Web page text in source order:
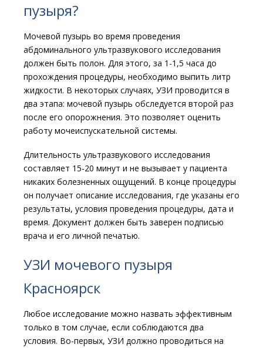
пузыря?
Мочевой пузырь во время проведения
абдоминального ультразвукового исследования
должен быть полон. Для этого, за 1-1,5 часа до
прохождения процедуры, необходимо выпить литр
жидкости. В некоторых случаях, УЗИ проводится в
два этапа: мочевой пузырь обследуется второй раз
после его опорожнения. Это позволяет оценить
работу мочеиспускательной системы.
Длительность ультразвукового исследования
составляет 15-20 минут и не вызывает у пациента
никаких болезненных ощущений. В конце процедуры
он получает описание исследования, где указаны его
результаты, условия проведения процедуры, дата и
время. Документ должен быть заверен подписью
врача и его личной печатью.
УЗИ мочевого пузыря
Красноярск
Любое исследование можно назвать эффективным
только в том случае, если соблюдаются два
условия. Во-первых, УЗИ должно проводиться на